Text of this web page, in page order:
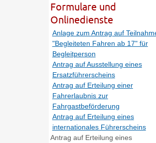
Formulare und
Onlinedienste
Anlage zum Antrag auf
"Begleiteten Fahren ab 17" für
Begleitperson
Antrag auf Ausstellung eines
Ersatzführerscheins
Antrag auf Erteilung einer
Fahrerlaubnis zur
Fahrgastbeförderung
Antrag auf Erteilung eines
internationales Führerscheins
Antrag auf Erteilung eines